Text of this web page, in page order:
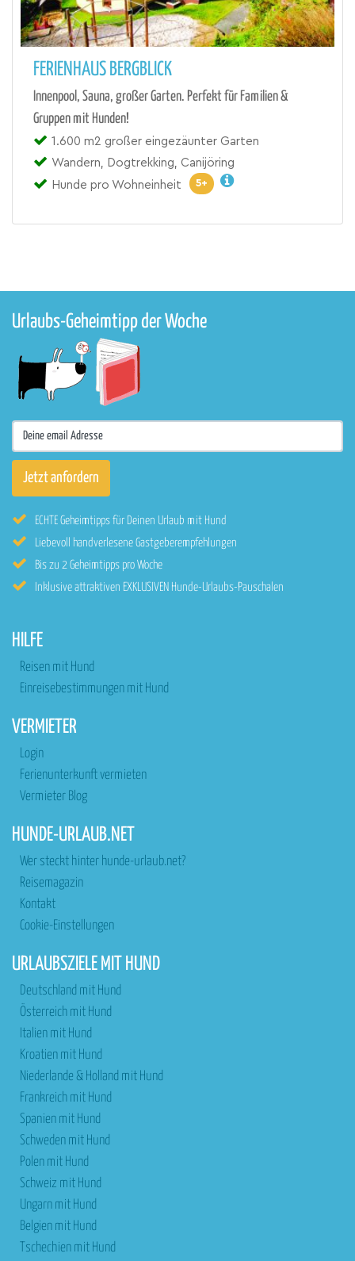
FERIENHAUS BERGBLICK
Innenpool, Sauna, großer Garten. Perfekt für Familien &
Gruppen mit Hunden!
1.600 m2 großer eingezäunter Garten
Wandern, Dogtrekking, Canijöring
Hunde pro Wohneinheit
5+
Urlaubs-Geheimtipp der Woche
ECHTE Geheimtipps für Deinen Urlaub mit Hund
Liebevoll handverlesene Gastgeberempfehlungen
Bis zu 2 Geheimtipps pro Woche
Inklusive attraktiven EXKLUSIVEN Hunde-Urlaubs-Pauschalen
HILFE
Reisen mit Hund
Einreisebestimmungen mit Hund
VERMIETER
Login
Ferienunterkunft vermieten
Vermieter Blog
HUNDE-URLAUB.NET
Wer steckt hinter hunde-urlaub.net?
Reisemagazin
Kontakt
Cookie-Einstellungen
URLAUBSZIELE MIT HUND
Deutschland mit Hund
Österreich mit Hund
Italien mit Hund
Kroatien mit Hund
Niederlande & Holland mit Hund
Frankreich mit Hund
Spanien mit Hund
Schweden mit Hund
Polen mit Hund
Schweiz mit Hund
Ungarn mit Hund
Belgien mit Hund
Tschechien mit Hund